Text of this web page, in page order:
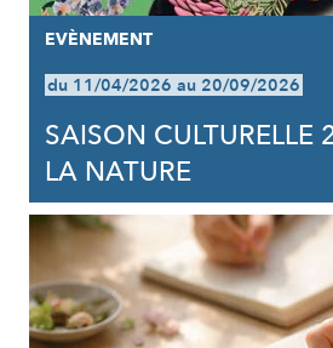
EVÈNEMENT
du 11/04/2026 au 20/09/2026
SAISON CULTURELLE
LA NATURE